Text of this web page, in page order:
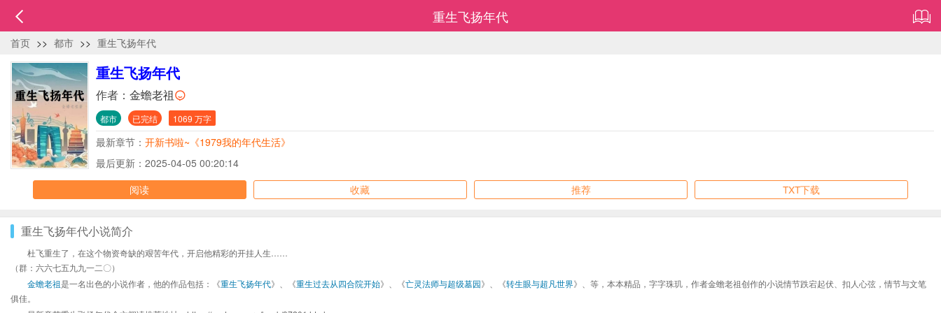
重生飞扬年代
首页 >> 都市 >> 重生飞扬年代
重生飞扬年代
作者： 金蟾老祖
都市 已完结 1069 万字
最新章节： 开新书啦~《1979我的年代生活》
最后更新：2025-04-05 00:20:14
阅读
收藏 推荐 TXT下载
重生飞扬年代小说简介
杜飞重生了，在这个物资奇缺的艰苦年代，开启他精彩的开挂人生……
（群：六六七五九九一二〇）
金蟾老祖是一名出色的小说作者，他的作品包括：《重生飞扬年代》、《重生过去从四合院开始》、《亡灵法师与超级墓园》、《转生眼与超凡世界》、等，本本精品，字字珠玑，作者金蟾老祖创作的小说情节跌宕起伏、扣人心弦，情节与文笔
俱佳。